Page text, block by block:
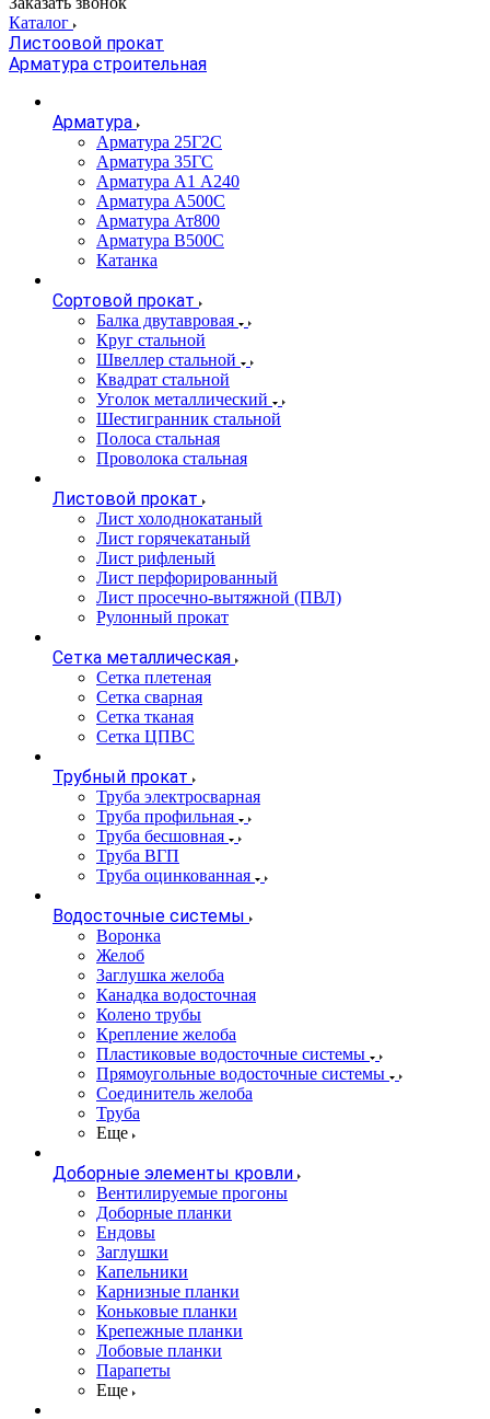
Каталог
Листоовой прокат
Арматура строительная
Арматура
Арматура 25Г2С
Арматура 35ГС
Арматура А1 А240
Арматура А500С
Арматура Ат800
Арматура В500С
Катанка
Сортовой прокат
Балка двутавровая
Круг стальной
Швеллер стальной
Квадрат стальной
Уголок металлический
Шестигранник стальной
Полоса стальная
Проволока стальная
Листовой прокат
Лист холоднокатаный
Лист горячекатаный
Лист рифленый
Лист перфорированный
Лист просечно-вытяжной (ПВЛ)
Рулонный прокат
Сетка металлическая
Сетка плетеная
Сетка сварная
Сетка тканая
Сетка ЦПВС
Трубный прокат
Труба электросварная
Труба профильная
Труба бесшовная
Труба ВГП
Труба оцинкованная
Водосточные системы
Воронка
Желоб
Заглушка желоба
Канадка водосточная
Колено трубы
Крепление желоба
Пластиковые водосточные системы
Прямоугольные водосточные системы
Соединитель желоба
Труба
Еще
Доборные элементы кровли
Вентилируемые прогоны
Доборные планки
Ендовы
Заглушки
Капельники
Карнизные планки
Коньковые планки
Крепежные планки
Лобовые планки
Парапеты
Еще